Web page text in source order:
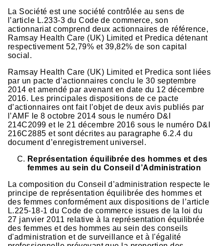
La Société est une société contrôlée au sens de
l’article L.233-3 du Code de commerce, son
actionnariat comprend deux actionnaires de référence,
Ramsay Health Care (UK) Limited et Predica détenant
respectivement 52,79% et 39,82% de son capital
social.
Ramsay Health Care (UK) Limited et Predica sont liées
par un pacte d’actionnaires conclu le 30 septembre
2014 et amendé par avenant en date du 12 décembre
2016. Les principales dispositions de ce pacte
d’actionnaires ont fait l’objet de deux avis publiés par
l’AMF le 8 octobre 2014 sous le numéro D&I
214C2099 et le 21 décembre 2016 sous le numéro D&I
216C2885 et sont décrites au paragraphe 6.2.4 du
document d’enregistrement universel.
Représentation équilibrée des hommes et des
femmes au sein du Conseil d’Administration
La composition du Conseil d’administration respecte le
principe de représentation équilibrée des hommes et
des femmes conformément aux dispositions de l’article
L.225-18-1 du Code de commerce issues de la loi du
27 janvier 2011 relative à la représentation équilibrée
des femmes et des hommes au sein des conseils
d'administration et de surveillance et à l'égalité